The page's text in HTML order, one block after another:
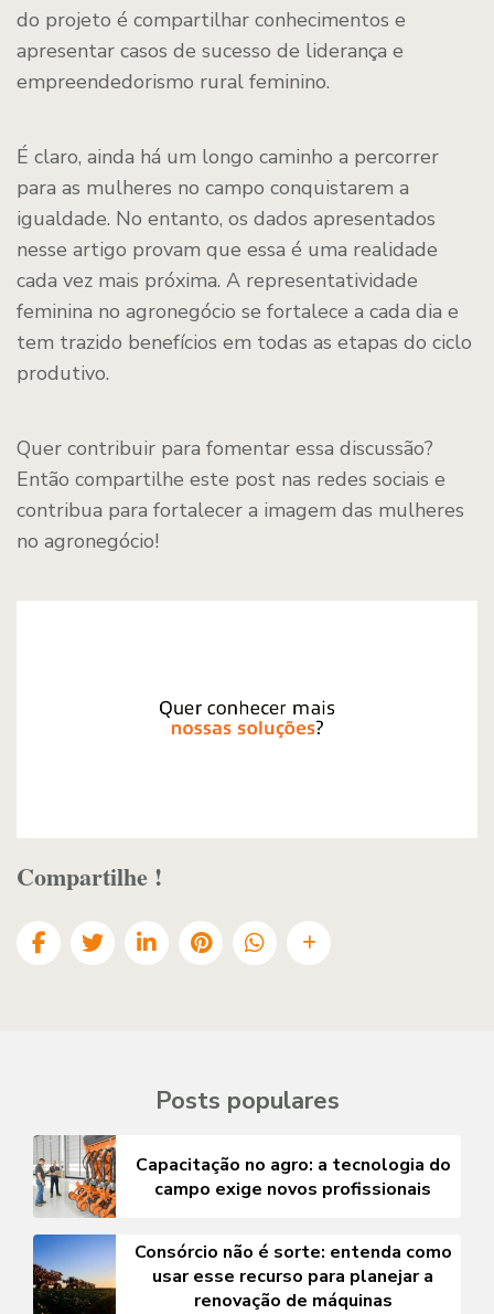
do projeto é compartilhar conhecimentos e
apresentar casos de sucesso de liderança e
empreendedorismo rural feminino.
É claro, ainda há um longo caminho a percorrer
para as mulheres no campo conquistarem a
igualdade. No entanto, os dados apresentados
nesse artigo provam que essa é uma realidade
cada vez mais próxima. A representatividade
feminina no agronegócio se fortalece a cada dia e
tem trazido benefícios em todas as etapas do ciclo
produtivo.
Quer contribuir para fomentar essa discussão?
Então compartilhe este post nas redes sociais e
contribua para fortalecer a imagem das mulheres
no agronegócio!
Compartilhe !
Posts populares
Capacitação no agro: a tecnologia do
campo exige novos profissionais
Consórcio não é sorte: entenda como
usar esse recurso para planejar a
renovação de máquinas